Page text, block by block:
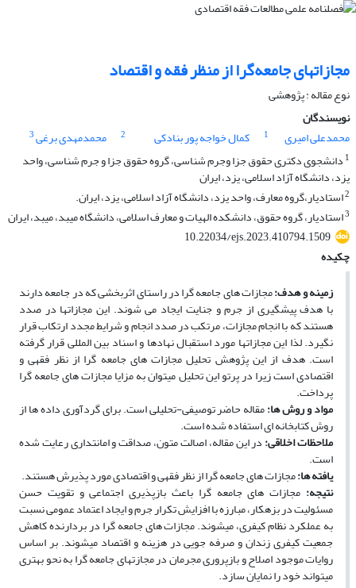
مجازاتهای جامعه‌گرا از منظر فقه و اقتصاد
نوع مقاله : پژوهشی
نویسندگان
محمدعلی امیری
1 کمال خواجه پور بنادکی 2 محمدمهدی برغی3
1 دانشجوی دکتری حقوق جزا وجرم شناسی، گروه حقوق جزا و جرم شناسی، واحد
یزد، دانشگاه آزاد اسلامی، یزد، ایران
2استادیار،گروه معارف، واحد یزد، دانشگاه آزاد اسلامی، یزد، ایران.
3استادیار، گروه حقوق، دانشکده الهیات و معارف اسلامی، دانشگاه میبد، میبد، ایران
10.22034/ejs.2023.410794.1509
چکیده
زمینه و هدف:مجازات­ های جامعه­ گرا در راستای اثربخشی که در جامعه دارند
با هدف پیش­گیری از جرم و جنایت ایجاد می شوند. این مجازات­ها در صدد
هستند که با انجام مجازات، مرتکب در صدد انجام و شرایط مجدد ارتکاب قرار
نگیرد. لذا این مجازات­ها مورد استقبال نهادها و اسناد بین ­المللی قرار گرفته
است. هدف از این پژوهش تحلیل مجازات­ های جامعه ­گرا از نظر فقهی و
اقتصادی است زیرا در پرتو این تحلیل می­توان به مزایا مجازات­ های جامعه ­گرا
پرداخت.
مواد و روش­ ها:مقاله حاضر توصیفی-تحلیلی است. برای گرد­آوری داده­ ها از
روش کتاب­خانه ­ای استفاده شده است.
ملاحظات اخلاقی:در این مقاله، اصالت متون، صداقت و امانت­داری رعایت شده
است.
یافته­ ها:مجازات­ های جامعه ­گرا از نظر فقهی و اقتصادی مورد پذیرش هستند.
نتیجه: مجازات­ های جامعه گرا باعث بازپذیری اجتماعی و تقویت حسن
مسئولیت در بزه­کار، مبارزه با افزایش تکرار جرم و ایجاد اعتماد عمومی نسبت
به عملکرد نظام کیفری، می­شوند. مجازات­ های جامعه ­گرا در بردارنده کاهش
جمعیت کیفری زندان و صرفه­ جویی در هزینه و اقتصاد می­شوند. بر اساس
روایات موجود اصلاح و بازپروری مجرمان در مجازت­های جامعه ­گرا به­ نحو بهتری
می­تواند خود را نمایان سازد.